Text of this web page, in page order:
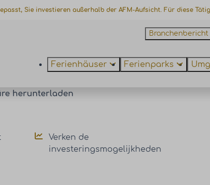
Sie investieren außerhalb der AFM-Aufsicht. Für diese
Ferienhäuser Ferienparks
herunterladen
Verken de
investeringsmogelijkheden